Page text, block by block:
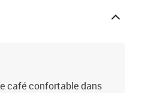
objets décoratifs.Conception
de jardin est flexible et facile à
de jardin ! Remarque :Pour
une housse
café confortable dans